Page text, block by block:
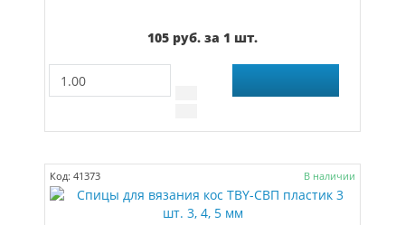
105 руб. за 1 шт.
Код: 41373 В наличии